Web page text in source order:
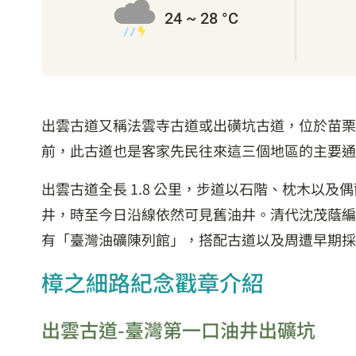
24 ~ 28 °C
出雲古道又稱法雲寺古道或出磺坑古道，位於苗
前，此古道也是客家先民往來這三個地區的主要
出雲古道全長 1.8 公里，步道以石階、枕木以及
井，時至今日沿線依然可見舊油井。清代沈茂蔭
有「臺灣油礦陳列館」，搭配古道以及周遭早期
樟之細路紀念戳章介紹
出雲古道-臺灣第一口油井出礦坑